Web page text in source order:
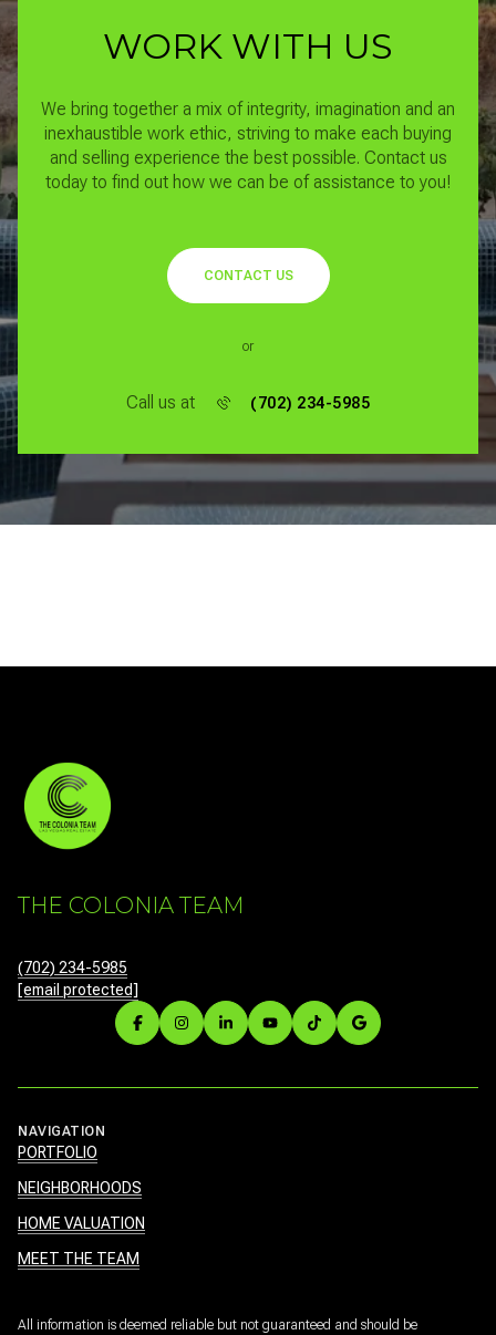
WORK WITH US
We bring together a mix of integrity, imagination and an
inexhaustible work ethic, striving to make each buying
and selling experience the best possible. Contact us
today to find out how we can be of assistance to you!
CONTACT US
or
Call us at (702) 234-5985
THE COLONIA TEAM
(702) 234-5985
[email protected]
NAVIGATION
PORTFOLIO
NEIGHBORHOODS
HOME VALUATION
MEET THE TEAM
All information is deemed reliable but not guaranteed and should be